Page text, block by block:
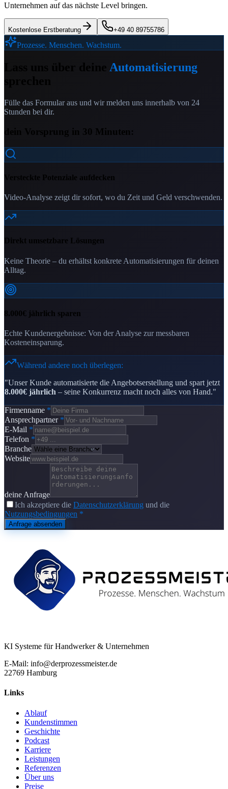
Unternehmen auf das nächste Level bringen.
Kostenlose Erstberatung +49 40 89755786
Prozesse. Menschen. Wachstum.
Automatisierung
Fülle das Formular aus und wir melden uns innerhalb von 24
Stunden bei dir.
dein Vorsprung in 30 Minuten:
Versteckte Potenziale aufdecken
Video-Analyse zeigt dir sofort, wo du Zeit und Geld verschwenden.
Direkt umsetzbare Lösungen
Keine Theorie – du erhältst konkrete Automatisierungen für deinen
Alltag.
8.000€ jährlich sparen
Echte Kundenergebnisse: Von der Analyse zur messbaren
Kosteneinsparung.
Während andere noch überlegen:
"Unser Kunde automatisierte die Angebotserstellung und spart jetzt
8.000€ jährlich – seine Konkurrenz macht noch alles von Hand."
Firmenname *
Ansprechpartner *
E-Mail *
Telefon *
Branche
Website
deine Anfrage
Ich akzeptiere die Datenschutzerklärung und die
Nutzungsbedingungen *
Anfrage absenden
KI Systeme für Handwerker & Unternehmen
E-Mail: info@derprozessmeister.de
22769 Hamburg
Links
Ablauf
Kundenstimmen
Geschichte
Podcast
Karriere
Leistungen
Referenzen
Über uns
Preise